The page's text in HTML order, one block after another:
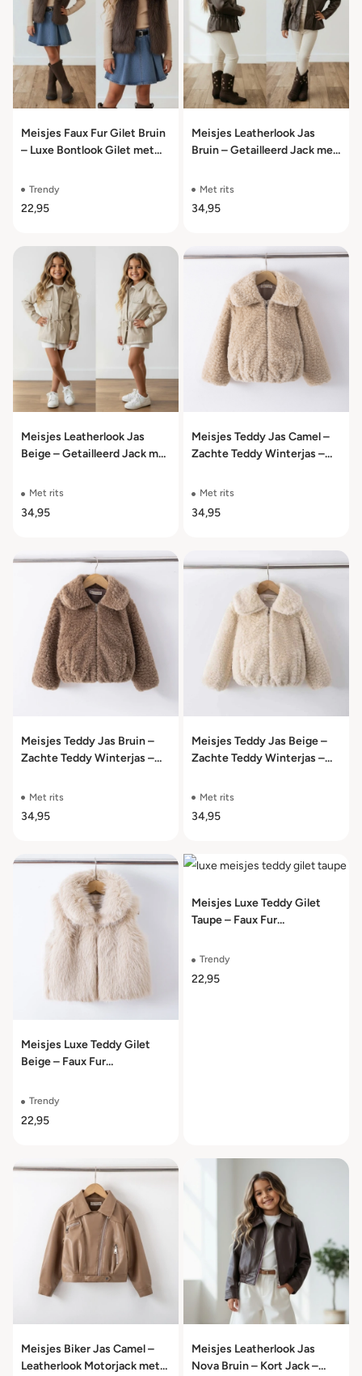
Meisjes Faux Fur Gilet Bruin
– Luxe Bontlook Gilet met
– Maat 98/104 t/m 158/164
Trendy
22,95
Meisjes Leatherlook Jas
Bruin – Getailleerd Jack met
Maat 98/104 t/m 158/164
Met rits
34,95
Meisjes Leatherlook Jas
Beige – Getailleerd Jack met
Maat 98/104 t/m 158/164
Met rits
34,95
Meisjes Teddy Jas Camel –
Zachte Teddy Winterjas –
Met rits
34,95
Meisjes Teddy Jas Bruin –
Zachte Teddy Winterjas –
Met rits
34,95
Meisjes Teddy Jas Beige –
Zachte Teddy Winterjas –
Met rits
34,95
Meisjes Luxe Teddy Gilet
Beige – Faux Fur
t/m 158/164
Trendy
22,95
Meisjes Luxe Teddy Gilet
Taupe – Faux Fur
t/m 158/164
Trendy
22,95
Meisjes Biker Jas Camel –
Leatherlook Motorjack met
Meisjes Leatherlook Jas
Nova Bruin – Kort Jack –